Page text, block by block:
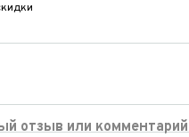
отзыв или комментарий